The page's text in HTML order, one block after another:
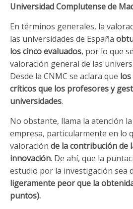
Universidad Complutense de
En términos generales, la
las universidades de España
los cinco evaluados, por lo que
valoración general de las
Desde la CNMC se aclara que
críticos que los profesores y
universidades.
No obstante, llama la atención
empresa, particularmente en lo
valoración de la contribución de
innovación. De ahí, que la
estudio por la investigación sea
ligeramente peor que la
puntos).